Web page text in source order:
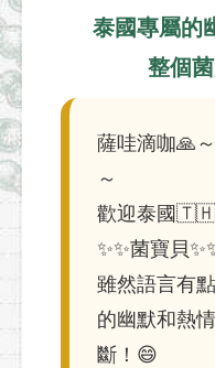
泰國專屬的
整個
薩哇滴咖🙏
～
歡迎泰國🇹🇭
✨✨菌寶貝
雖然語言有
的幽默和熱
斷！😄